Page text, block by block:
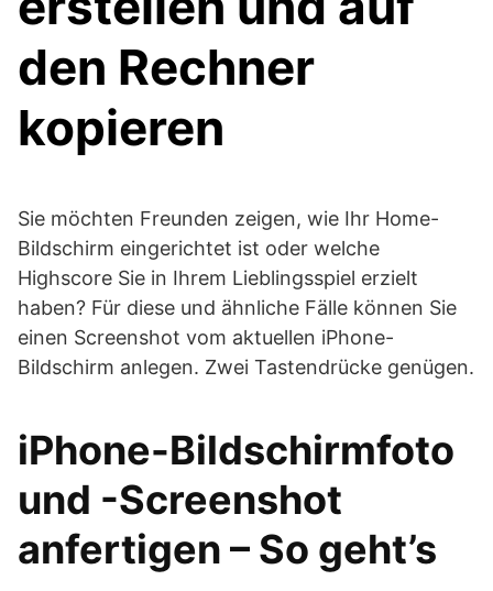
den Rechner
kopieren
Sie möchten Freunden zeigen, wie Ihr Home-
Bildschirm eingerichtet ist oder welche
Highscore Sie in Ihrem Lieblingsspiel erzielt
haben? Für diese und ähnliche Fälle können Sie
einen Screenshot vom aktuellen iPhone-
Bildschirm anlegen. Zwei Tastendrücke genügen.
iPhone-Bildschirmfoto
und -Screenshot
anfertigen – So geht’s